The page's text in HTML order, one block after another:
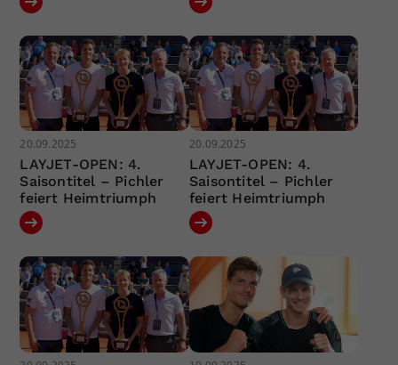
20.09.2025
LAYJET-OPEN: 4.
Saisontitel – Pichler
feiert Heimtriumph
20.09.2025
LAYJET-OPEN: 4.
Saisontitel – Pichler
feiert Heimtriumph